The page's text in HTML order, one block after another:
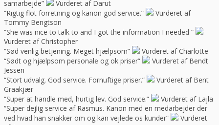
samarbejde”
Vurderet af Darut
“Rigtig flot forretning og kanon god service.”
Vurderet af
Tommy Bengtson
“She was nice to talk to and I got the information I needed “
Vurderet af Christopher
“Sød venlig betjening. Meget hjælpsom”
Vurderet af Charlotte
“Sødt og hjælpsom personale og ok priser”
Vurderet af Bendt
Jessen
“Stort udvalg. God service. Fornuftige priser.”
Vurderet af Bent
Graakjær
“Super at handle med, hurtig lev. God service.”
Vurderet af Lajla
“Super dejlig service af Rasmus. Kanon med en medarbejder der
ved hvad han snakker om og kan vejlede os kunder”
Vurderet